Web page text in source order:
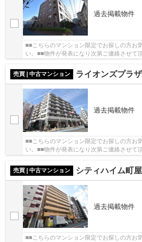
過去掲載物件
■■こちらのマンション限定でお探しの方お
い。■■物件が発表になり次第ご連絡させて
売買 | 中古マンション ライオンズプラ
過去掲載物件
■■こちらのマンション限定でお探しの方お
い。■■物件が発表になり次第ご連絡させて
売買 | 中古マンション シティハイム町屋
過去掲載物件
■■こちらのマンション限定でお探しの方お